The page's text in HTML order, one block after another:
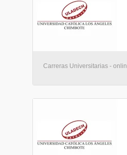
Carreras Universitarias -